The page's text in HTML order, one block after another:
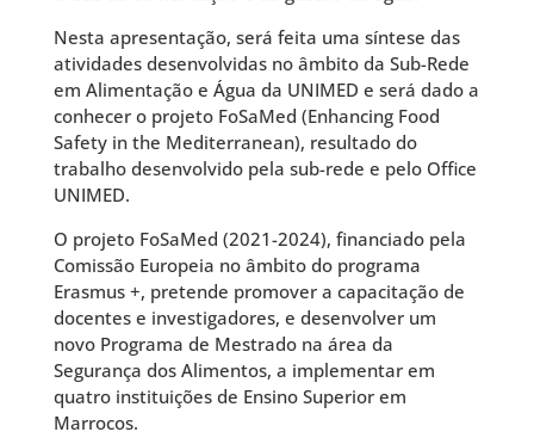
Nesta apresentação, será feita uma síntese das
atividades desenvolvidas no âmbito da Sub-Rede
em Alimentação e Água da UNIMED e será dado a
conhecer o projeto FoSaMed (Enhancing Food
Safety in the Mediterranean), resultado do
trabalho desenvolvido pela sub-rede e pelo Office
UNIMED.
O projeto FoSaMed (2021-2024), financiado pela
Comissão Europeia no âmbito do programa
Erasmus +, pretende promover a capacitação de
docentes e investigadores, e desenvolver um
novo Programa de Mestrado na área da
Segurança dos Alimentos, a implementar em
quatro instituições de Ensino Superior em
Marrocos.